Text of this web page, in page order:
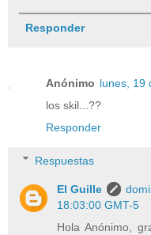
Responder
Anónimo lunes, 19
los skil...??
Responder
Respuestas
El Guille
18:03:00 GMT-5
Hola Anónimo,